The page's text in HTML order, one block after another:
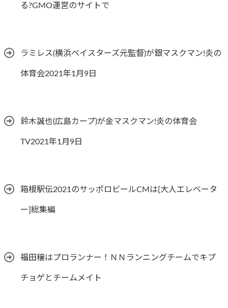
る?GMO運営のサイトで
ラミレス(横浜ベイスターズ元監督)が銀マスクマン!炎の
体育会2021年1月9日
鈴木誠也(広島カープ)が金マスクマン!炎の体育会
TV2021年1月9日
箱根駅伝2021のサッポロビールCMは[大人エレベータ
ー]総集編
福田穣はプロランナー！ＮＮランニングチームでキプ
チョゲとチームメイト